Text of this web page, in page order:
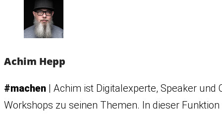
Achim Hepp
#machen | Achim ist Digitalexperte, Speaker
Workshops zu seinen Themen. In dieser